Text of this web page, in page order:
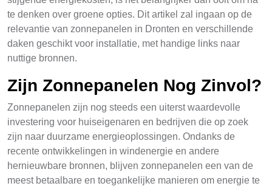
te denken over groene opties. Dit artikel zal ingaan op de
relevantie van zonnepanelen in Dronten en verschillende
daken geschikt voor installatie, met handige links naar
nuttige bronnen.
Zijn Zonnepanelen Nog Zinvol?
Zonnepanelen zijn nog steeds een uiterst waardevolle
investering voor huiseigenaren en bedrijven die op zoek
zijn naar duurzame energieoplossingen. Ondanks de
recente ontwikkelingen in windenergie en andere
hernieuwbare bronnen, blijven zonnepanelen een van de
meest betaalbare en toegankelijke manieren om energie te